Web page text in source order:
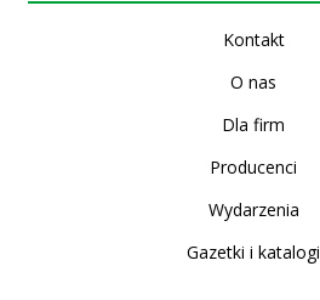
Kontakt
O nas
Dla firm
Producenci
Wydarzenia
Gazetki i katalogi